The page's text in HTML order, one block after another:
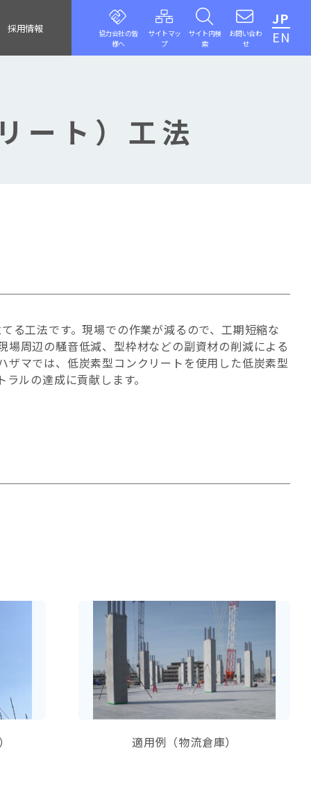
採用情報
協力会社の皆
様へ
サイトマッ
プ
サイト内検
索
お問い合わ
せ
JP
EN
ート）工法
る工法です。現場での作業が減るので、工期短縮な
周辺の騒音低減、型枠材などの副資材の削減による
マでは、低炭素型コンクリートを使用した低炭素型
ルの達成に貢献します。
適用例（物流倉庫）